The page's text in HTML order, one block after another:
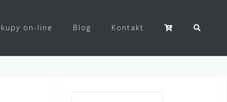
on-line Blog Kontakt